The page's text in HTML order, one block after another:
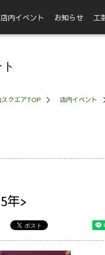
店内イベント お知らせ 工
スクエアTOP 店内イベント
年>